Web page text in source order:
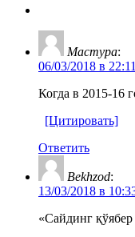
Мастура:
06/03/2018 в 22:11
Когда в 2015-16
[Цитировать]
Ответить
Bekhzod:
13/03/2018 в
«Сайдинг